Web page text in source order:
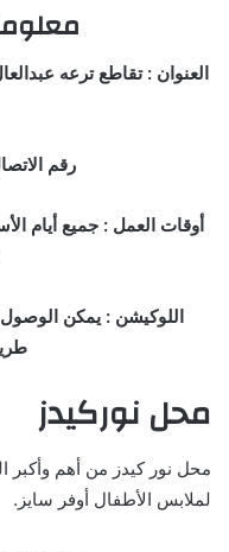
العنوان : تقاطع ترعه
رقم الاتصال :
محل نوركيدز
محل نور كيدز من أهم وأكبر
لملابس الأطفال أوفر سايز.